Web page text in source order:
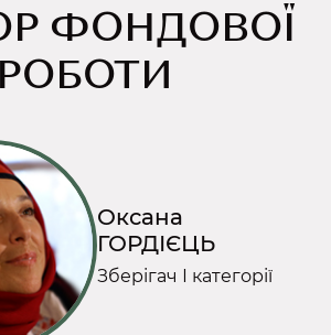
ФОНДОВОЇ
РОБОТИ
Оксана
ГОРДІЄЦЬ
Зберігач І категорії